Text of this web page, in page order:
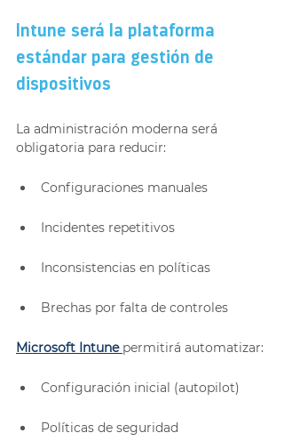
Intune será la plataforma
estándar para gestión de
dispositivos
La administración moderna será
obligatoria para reducir:
Configuraciones manuales
Incidentes repetitivos
Inconsistencias en políticas
Brechas por falta de controles
Microsoft Intune permitirá automatizar:
Configuración inicial (autopilot)
Políticas de seguridad